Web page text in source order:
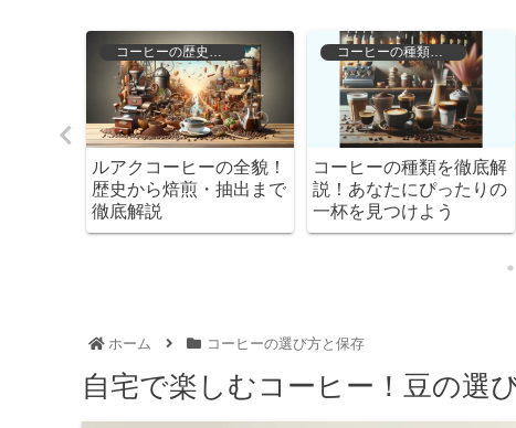
コーヒーの歴史と文化
ルアクコーヒーの全貌！
歴史から焙煎・抽出まで
徹底解説
コーヒーの種類と特徴
コーヒーの種類を徹底解
説！あなたにぴったりの
一杯を見つけよう
ホーム コーヒーの選び方と保存
自宅で楽しむコーヒー！豆の選